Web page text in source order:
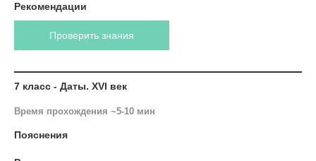
Рекомендации
Проверить знания
7 класс - Даты. XVI век
Время прохождения ~5-10 мин
Пояснения